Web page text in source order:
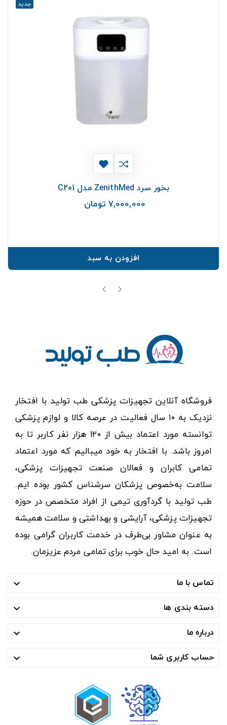
جدید
بخور سرد ZenithMed مدل C201
7,000,000 تومان
افزودن به سبد
فروشگاه آنلاین تجهیزات پزشکی طب تولید با افتخار
نزدیک به ۱۰ سال فعالیت در عرصه کالا و لوازم پزشکی
توانسته مورد اعتماد بیش از ۱۲۰ هزار نفر کاربر تا به
امروز باشد. با افتخار به خود میبالیم که مورد اعتماد
تمامی کابران و فعالان صنعت تجهیزات پزشکی،
سلامت به‌خصوص پزشکان سرشناس کشور بوده ایم.
طب تولید با گردآوری تیمی از افراد متخصص در حوزه
تجهیزات پزشکی، آرایشی و بهداشتی و سلامت همیشه
به عنوان مشاور بی‌طرف در خدمت کاربران گرامی بوده
است. به امید حال خوب برای تمامی مردم عزیزمان.
تماس با ما 
دسته بندی ها 
درباره ما 
حساب کاربری شما 